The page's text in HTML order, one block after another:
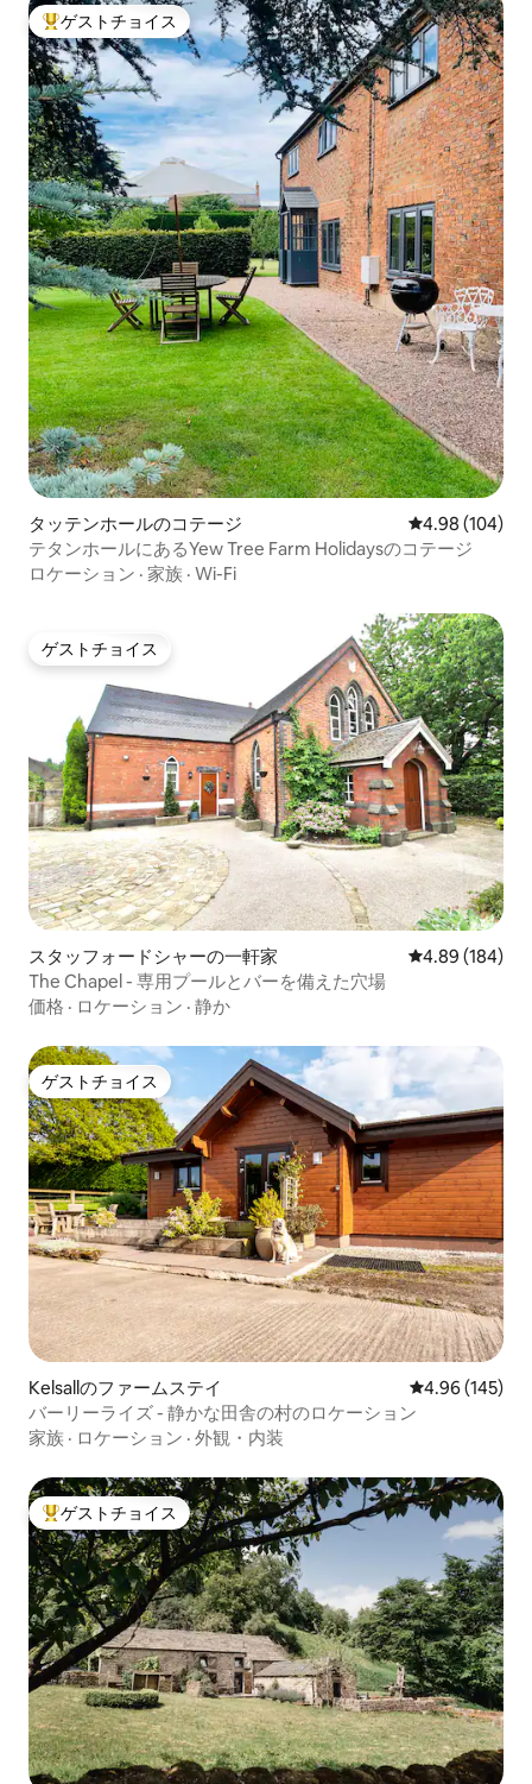
大好評のゲストチョイスです。
ゲストチョイス
タッテンホールのコテージ レビュー104
4.98 (104)
テタンホールにあるYew Tree Farm Holidaysのコテージ
ロケーション · 家族 · Wi-Fi
ゲストチョイス
ゲストチョイス
スタッフォードシャーの一軒家 レビュー184
4.89 (184)
The Chapel - 専用プールとバーを備えた穴場
価格 · ロケーション · 静か
ゲストチョイス
ゲストチョイス
Kelsallのファームステイ レビュー145
4.96 (145)
バーリーライズ - 静かな田舎の村のロケーション
家族 · ロケーション · 外観・内装
大好評のゲストチョイスです。
ゲストチョイス